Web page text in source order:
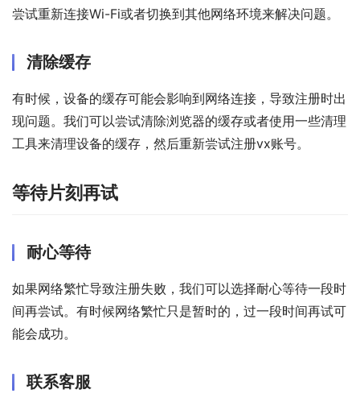
尝试重新连接Wi-Fi或者切换到其他网络环境来解决问题。
清除缓存
有时候，设备的缓存可能会影响到网络连接，导致注册时出
现问题。我们可以尝试清除浏览器的缓存或者使用一些清理
工具来清理设备的缓存，然后重新尝试注册vx账号。
等待片刻再试
耐心等待
如果网络繁忙导致注册失败，我们可以选择耐心等待一段时
间再尝试。有时候网络繁忙只是暂时的，过一段时间再试可
能会成功。
联系客服